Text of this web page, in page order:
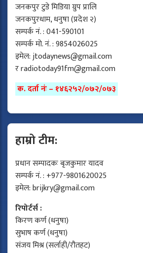
जनकपुर टुडे मिडिया ग्रुप प्रालि
जनकपुरधाम, धनुषा (प्रदेश २)
सम्पर्क नं. : 041-590101
सम्पर्क मो. नं. : 9854026025
इमेल:jtodaynews@gmail.com
रradiotoday91fm@gmail.com
क. दर्ता नंः – १४६२५२/०७२/०७३
हाम्रो टीम:
प्रधान सम्पादकः बृजकुमार यादव
सम्पर्क नं. : +977-9801620025
इमेल:brijkry@gmail.com
रिपोर्टर्स :
किरण कर्ण (धनुषा)
सुभाष कर्ण (धनुषा)
संजय मिश्र (सर्लाही/रौतहट)